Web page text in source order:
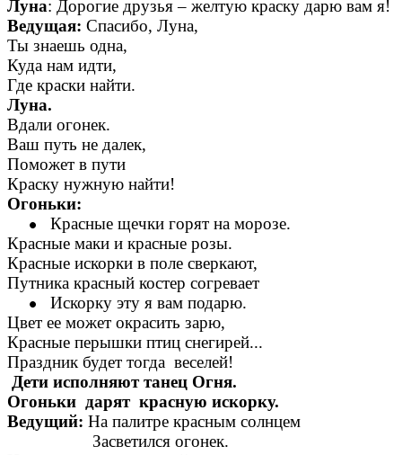
Луна: Дорогие друзья – желтую краску дарю вам я!
Ведущая: Спасибо, Луна,
Ты знаешь одна,
Куда нам идти,
Где краски найти.
Луна.
Вдали огонек.
Ваш путь не далек,
Поможет в пути
Краску нужную найти!
Огоньки:
Красные щечки горят на морозе.
Красные маки и красные розы.
Красные искорки в поле сверкают,
Путника красный костер согревает
Искорку эту я вам подарю.
Цвет ее может окрасить зарю,
Красные перышки птиц снегирей...
Праздник будет тогда веселей!
Дети исполняют танец Огня.
Огоньки дарят красную искорку.
Ведущий: На палитре красным солнцем
Засветился огонек.